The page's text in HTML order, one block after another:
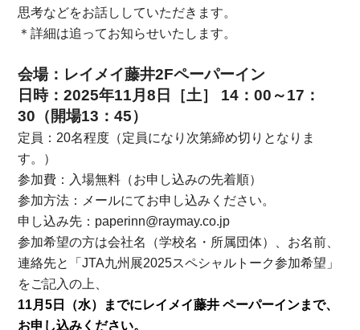
思考などをお話ししていただきます。
＊詳細は追ってお知らせいたします。
会場：レイメイ藤井2Fペーパーイン
日時：2025年11月8日［土］ 14：00～17：
30（開場13：45）
定員：20名程度（定員になり次第締め切りとなりま
す。）
参加費：入場無料（お申し込みの先着順）
参加方法：メールにてお申し込みください。
申し込み先：paperinn@raymay.co.jp
参加希望の方は会社名（学校名・所属団体）、お名前、
連絡先と「JTA九州展2025スペシャルトーク参加希望」
をご記入の上、
11月5日（水）までにレイメイ藤井 ペーパーインまで、
お申し込みください。